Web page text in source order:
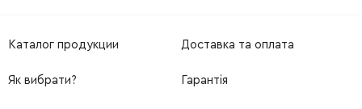
Каталог продукции Доставка та оплата
Як вибрати? Гарантія